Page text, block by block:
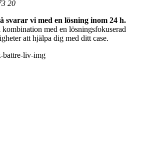
20
svarar vi med en lösning inom 24 h.
med en lösningsfokuserad
att hjälpa dig med ditt case.